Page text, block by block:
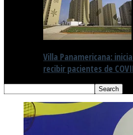
Villa Panamericana:
recibir pacientes de